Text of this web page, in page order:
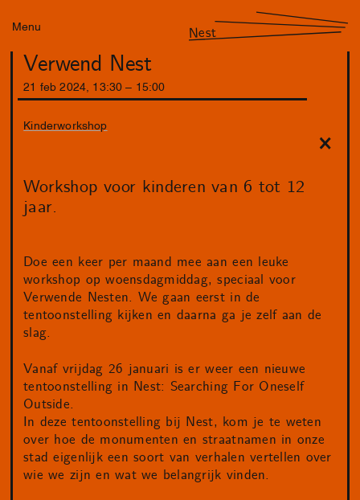
Menu Nest
Verwend Nest
21 feb 2024 13 :30 15 :00
Kinderworkshop
Workshop voor kinderen van 6 tot 12
jaar.
Doe een keer per maand mee aan een leuke
workshop op woensdagmiddag, speciaal voor
Verwende Nesten. We gaan eerst in de
tentoonstelling kijken en daarna ga je zelf aan de
slag.
Vanaf vrijdag 26 januari is er weer een nieuwe
tentoonstelling in Nest: Searching For Oneself
Outside.
In deze tentoonstelling bij Nest, kom je te weten
over hoe de monumenten en straatnamen in onze
stad eigenlijk een soort van verhalen vertellen over
wie we zijn en wat we belangrijk vinden.